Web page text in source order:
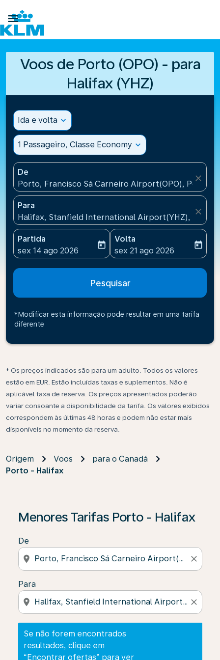

Voos de Porto (OPO) - para
Halifax (YHZ)
Ida e volta expand_more
1 Passageiro, Classe Economy expand_more
De
Porto, Francisco Sá Carneiro Airport(OPO), Portugal
close
Para
Halifax, Stanfield International Airport(YHZ),
close
Partida
fc-booking-departure-date-aria-label
sex 14 ago 2026
today
Volta
fc-booking-return-date-
sex 21 ago 2026
today
Pesquisar
*Modificar esta informação pode resultar em uma tarifa
diferente
* Os preços indicados são para um adulto. Todos os valores
estão em EUR. Estão incluídas taxas e suplementos. Não é
aplicável taxa de reserva. Os preços apresentados poderão
variar consoante a disponibilidade da tarifa. Os valores exibidos
correspondem às últimas 48 horas e podem não estar mais
disponíveis no momento da reserva.
Origem Voos
para o Canadá
Porto - Halifax
Menores Tarifas Porto - Halifax
De
location_on close
Para
location_on close
Se não forem encontrados
resultados, clique em
“Encontrar ofertas” para ver
Se não forem encontrados resultados, clique em